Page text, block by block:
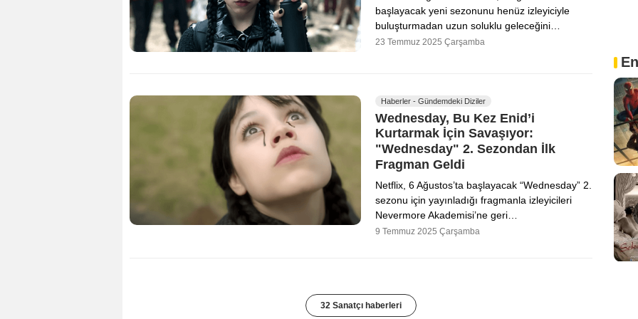
başlayacak yeni sezonunu henüz izleyiciyle
buluşturmadan uzun soluklu geleceğini…
23 Temmuz 2025 Çarşamba
Haberler - Gündemdeki Diziler
Wednesday, Bu Kez Enid’i
Kurtarmak İçin Savaşıyor:
"Wednesday" 2. Sezondan İlk
Fragman Geldi
Netflix, 6 Ağustos’ta başlayacak “Wednesday” 2.
sezonu için yayınladığı fragmanla izleyicileri
Nev­ermore Akademisi’ne geri…
9 Temmuz 2025 Çarşamba
32 Sanatçı haberleri